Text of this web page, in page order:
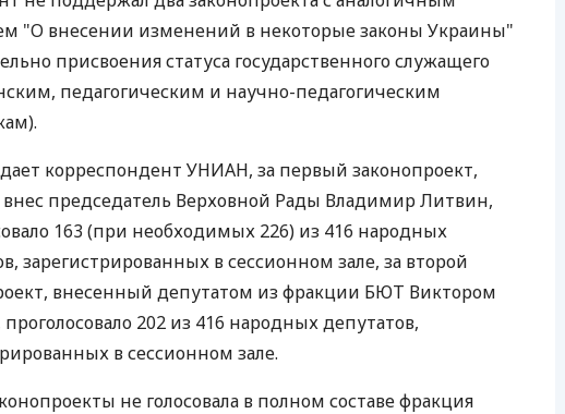
ЕЖЕМЕСЯЧНЫЙ ОБЗОР
КЕШБЭКА
ПУТЕВОДИТЕЛИ ПО
"О внесении изменений в некоторые законы Украины"
присвоения статуса государственного служащего
педагогическим и научно-педагогическим
корреспондент УНИАН, за первый законопроект,
председатель Верховной Рады Владимир Литвин,
163 (при необходимых 226) из 416 народных
зарегистрированных в сессионном зале, за второй
внесенный депутатом из фракции БЮТ Виктором
202 из 416 народных депутатов,
в сессионном зале.
не голосовала в полном составе фракция